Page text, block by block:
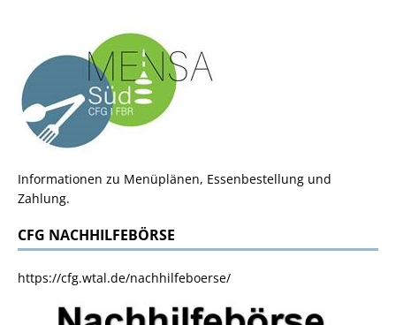
Informationen zu Menüplänen, Essenbestellung und
Zahlung.
CFG NACHHILFEBÖRSE
https://cfg.wtal.de/nachhilfeboerse/